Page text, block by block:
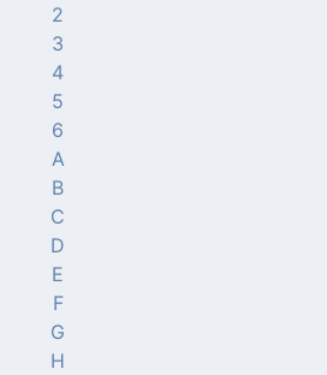
2
3
4
5
6
A
B
C
D
E
F
G
H